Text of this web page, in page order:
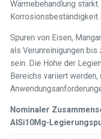
Wärmebehandlung
Korrosionsbeständigkeit.
Spuren von Eisen,
als Verunreinigungen bis
sein. Die Höhe der
Bereichs variiert
Nominaler
AlSi10Mg-